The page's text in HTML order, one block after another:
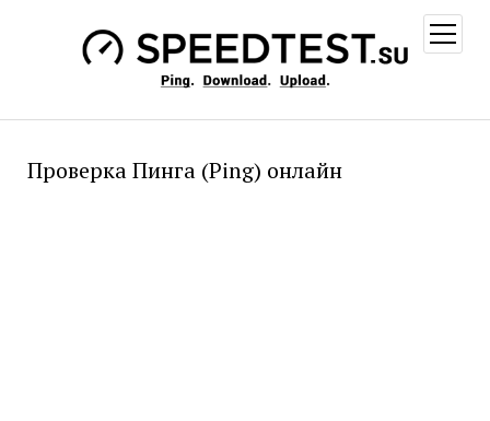
меню
Проверка Пинга (Ping) онлайн